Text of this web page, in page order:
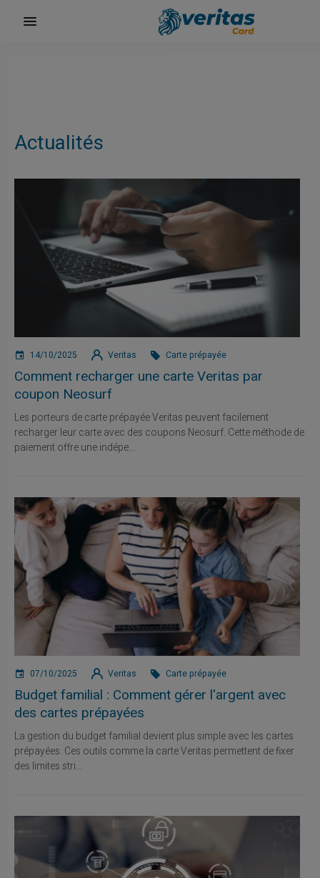
Actualités
14/10/2025 Veritas Carte prépayée
Comment recharger une carte Veritas par
coupon Neosurf
Les porteurs de carte prépayée Veritas peuvent facilement
recharger leur carte avec des coupons Neosurf. Cette méthode de
paiement offre une indépe...
07/10/2025 Veritas Carte prépayée
Budget familial : Comment gérer l'argent avec
des cartes prépayées
La gestion du budget familial devient plus simple avec les cartes
prépayées. Ces outils comme la carte Veritas permettent de fixer
des limites stri...